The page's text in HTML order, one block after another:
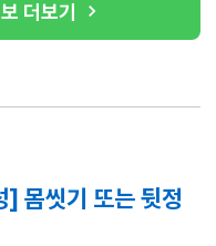
더보기
몸씻기 또는 뒷정